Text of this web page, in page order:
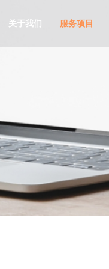
关于我们 服务项目